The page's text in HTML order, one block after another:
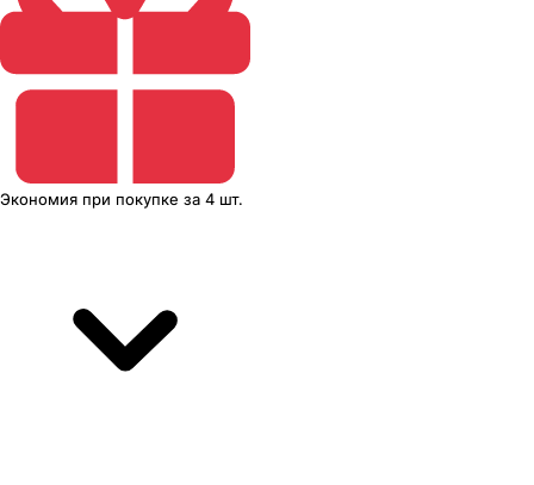
Экономия при покупке за 4 шт.